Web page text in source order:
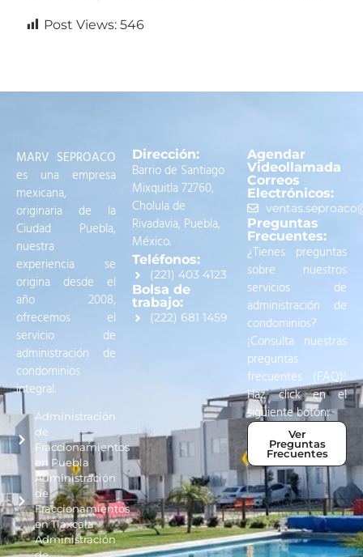
Post Views: 546
MARV SEPROACO
es una empresa
mexicana,
originaria de la
Ciudad Puebla,
nuestra
experiencia se
origina desde el
año 2008,
ofrecemos el
servicio de
administración de
condominios
integral.
Administración
de
Fraccionamientos
en Puebla
Administración
de
Fraccionamientos
en Tlaxcala
Administración
Dirección:
Barrio de Santiago
Mixquitla 72760,
Cholula de
Rivadavia, Puebla,
México.
Teléfonos:
(221) 403 4123
Bolsa de
trabajo:
(222) 681 1459
Agendar
Videollamada
Correos
Electrónicos:
Preguntas
Frecuentes:
¿Tienes preguntas
sobre nuestros
servicios de
administración de
condominios?
¡Consulta nuestras
preguntas
frecuentes (FAQ)!
Haz click en el
siguiente botón:
Ver
Preguntas
Frecuentes